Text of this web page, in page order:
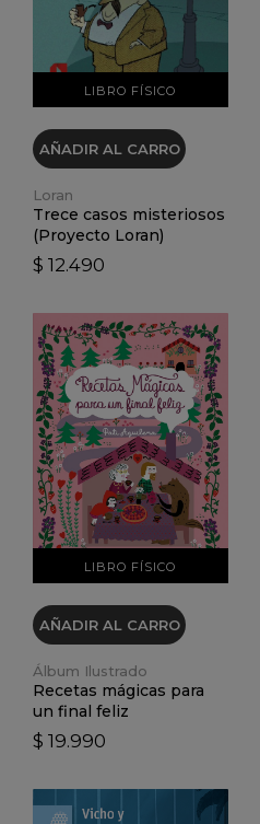
LIBRO FÍSICO
AÑADIR AL CARRO
Loran
Trece casos misteriosos
(Proyecto Loran)
$ 12.490
LIBRO FÍSICO
VER DETALLES
AÑADIR AL CARRO
Álbum Ilustrado
Recetas mágicas para
un final feliz
$ 19.990